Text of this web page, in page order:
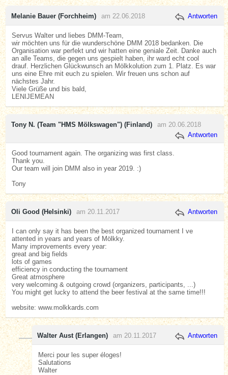
Melanie Bauer (Forchheim) am 22.06.2018 Antworten
Servus Walter und liebes DMM-Team,
wir möchten uns für die wunderschöne DMM 2018 bedanken. Die
Organisation war perfekt und wir hatten eine geniale Zeit. Danke auch
an alle Teams, die gegen uns gespielt haben, ihr ward echt cool
drauf. Herzlichen Glückwunsch an Mölkkolution zum 1. Platz. Es war
uns eine Ehre mit euch zu spielen. Wir freuen uns schon auf
nächstes Jahr.
Viele Grüße und bis bald,
LENIJEMEAN
Tony N. (Team "HMS Mölkswagen") (Finland)
am 20.06.2018
Antworten
Good tournament again. The organizing was first class.
Thank you.
Our team will join DMM also in year 2019. :)
Tony
Oli Good (Helsinki) am 20.11.2017 Antworten
I can only say it has been the best organized tournament I ve
attented in years and years of Mölkky.
Many improvements every year:
great and big fields
lots of games
efficiency in conducting the tournament
Great atmosphere
very welcoming & outgoing crowd (organizers, participants, ...)
You might get lucky to attend the beer festival at the same time!!!
website: www.molkkards.com
Walter Aust (Erlangen) am 20.11.2017 Antworten
Merci pour les super éloges!
Salutations
Walter